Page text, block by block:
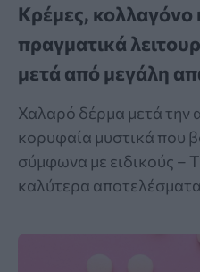
Κρέμες, κολλαγόνο
πραγματικά
μετά από μεγάλη
Χαλαρό δέρμα μετά την
κορυφαία μυστικά που
σύμφωνα με ειδικούς –
καλύτερα